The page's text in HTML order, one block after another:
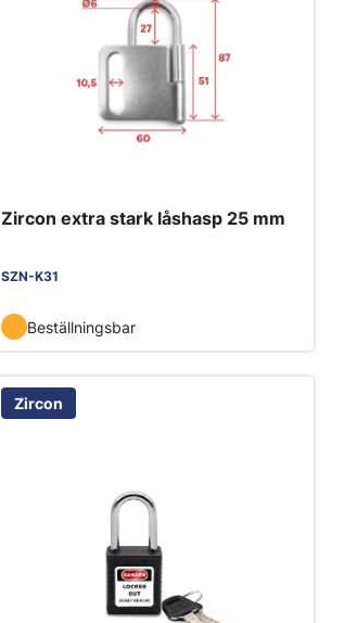
Zircon extra stark låshasp 25 mm
SZN-K31
Beställningsbar
Zircon